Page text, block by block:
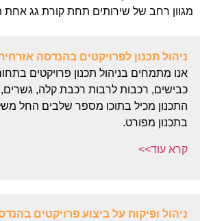
מגוון רחב של שירותים תחת קורת גג אחת
ניהול תכנון לפרויקטים בהנדסה
אנו מתמחים בניהול תכנון פרויקטים
כבישים, רכבות לרבות רכבת קלה,
התכנון מכיל בתוכו מספר שלבים החל
בתכנון מפורט.
קרא עוד>>
ניהול ופיקוח על ביצוע פרויקטים